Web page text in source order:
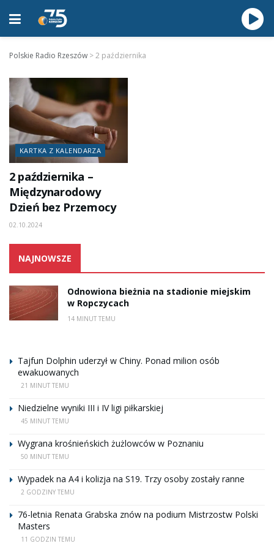
Polskie Radio Rzeszów >2 października
KARTKA Z KALENDARZA
2 października –
Międzynarodowy
Dzień bez Przemocy
02.10.2024
NAJNOWSZE
Odnowiona bieżnia na stadionie miejskim
w Ropczycach
14 MINUT TEMU
Tajfun Dolphin uderzył w Chiny. Ponad milion osób
ewakuowanych
21 MINUT TEMU
Niedzielne wyniki III i IV ligi piłkarskiej
45 MINUT TEMU
Wygrana krośnieńskich żużlowców w Poznaniu
50 MINUT TEMU
Wypadek na A4 i kolizja na S19. Trzy osoby zostały ranne
2 GODZINY TEMU
76-letnia Renata Grabska znów na podium Mistrzostw Polski
Masters
11 GODZIN TEMU